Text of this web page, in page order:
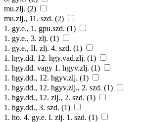
mu.zlj. (2)
mu.zlj., 11. szd. (2)
1. gy.e., 1. gpu.szd. (1)
1. gy.e., 3. zlj. (1)
1. gy.e., II. zlj. 4. szd. (1)
1. hgy.dd. 12. hgy.vad.zlj. (1)
1. hgy.dd. vagy 1. hgyv.zlj. (1)
1. hgy.dd., 12. hgyv.zlj. (1)
1. hgy.dd., 12. hgyv.zlj., 2. szd. (1)
1. hgy.dd., 12. zlj., 2. szd. (1)
1. hgy.dd., 3. szd. (1)
1. ho. 4. gy.e. I. zlj. 1. szd. (1)